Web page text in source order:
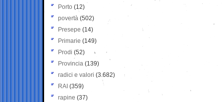
Porto (12)
povertà (502)
Presepe (14)
Primarie (149)
Prodi (52)
Provincia (139)
radici e valori (3.682)
RAI (359)
rapine (37)